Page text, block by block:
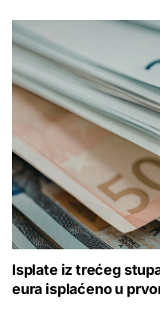
Isplate iz trećeg
eura isplaćeno u